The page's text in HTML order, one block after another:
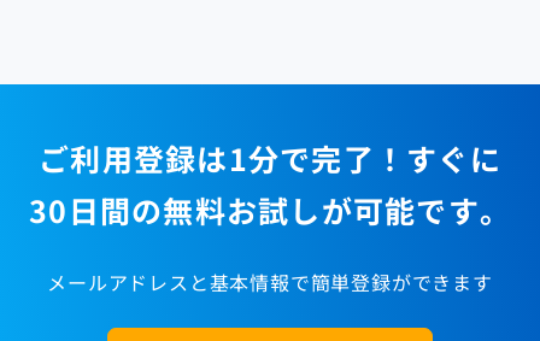
ご利用登録は1分で完了！すぐに
30日間の無料お試しが可能です。
メールアドレスと基本情報で簡単登録ができます